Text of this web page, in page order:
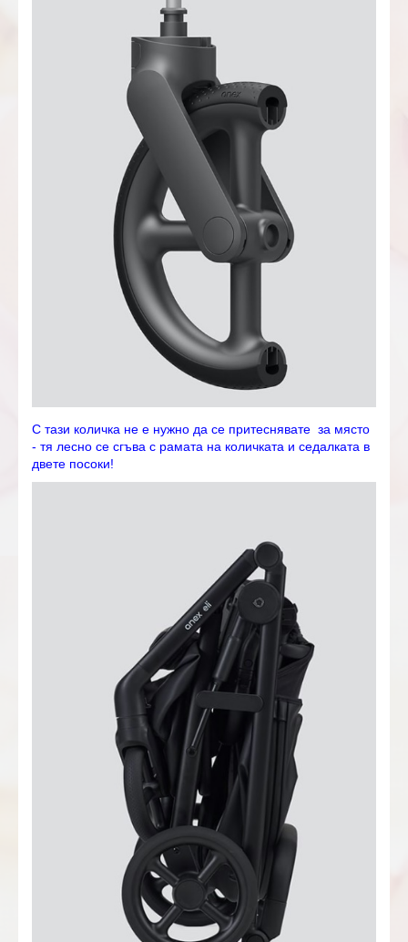
С тази количка не е нужно да се притеснявате за място
- тя лесно се сгъва с рамата на количката и седалката в
двете посоки!